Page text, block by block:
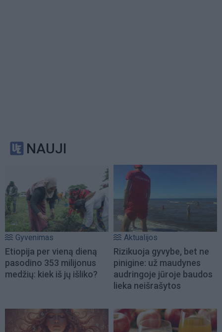
NAUJI
Gyvenimas
Etiopija per vieną dieną
pasodino 353 milijonus
medžių: kiek iš jų išliko?
Aktualijos
Rizikuoja gyvybe, bet ne
pinigine: už maudynes
audringoje jūroje baudos
lieka neišrašytos